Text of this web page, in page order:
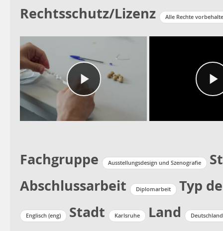
Rechtsschutz/Lizenz
Alle Rechte
Fachgruppe Ausstellungsdesign und Szenografie
Abschlussarbeit
Diplomarbeit Typ
Englisch (eng) Stadt Karlsruhe Land Deutschland